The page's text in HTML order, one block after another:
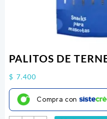
PALITOS DE
$ 7.400
Compra con